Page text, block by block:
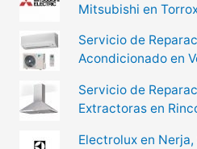
Mitsubishi en
Servicio de
Acondicionado en
Servicio de
Extractoras en
Electrolux en